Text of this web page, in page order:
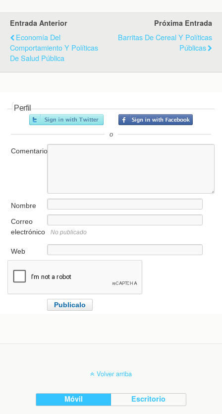
Entrada Anterior
Economía Del
Comportamiento Y Políticas
De Salud Pública
Próxima Entrada
Barritas De Cereal Y Políticas
Públicas
Perfil
o
Comentario
Nombre
Correo
electrónico
No publicado
Web
Volver arriba
Móvil Escritorio